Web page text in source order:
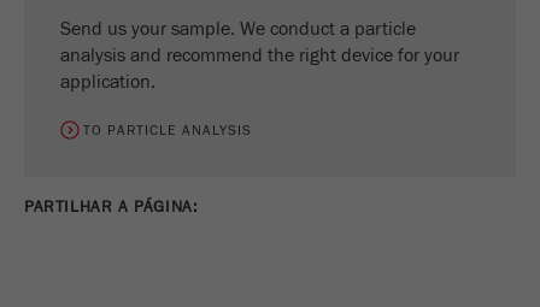
Send us your sample. We conduct a particle
analysis and recommend the right device for your
application.
TO PARTICLE ANALYSIS
PARTILHAR A PÁGINA: